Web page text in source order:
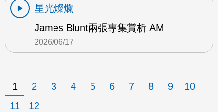
星光燦爛
James Blunt兩張專集賞析 AM
2026/06/17
1 2 3 4 5 6 7 8 9
10
11
12